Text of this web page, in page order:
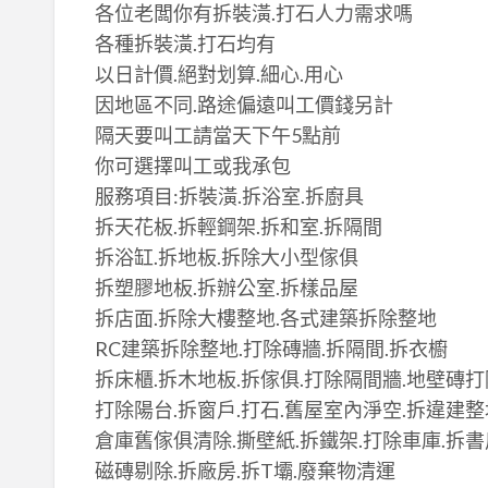
各位老闆你有拆裝潢.打石人力需求嗎
各種拆裝潢.打石均有
以日計價.絕對划算.細心.用心
因地區不同.路途偏遠叫工價錢另計
隔天要叫工請當天下午5點前
你可選擇叫工或我承包
服務項目:拆裝潢.拆浴室.拆廚具
拆天花板.拆輕鋼架.拆和室.拆隔間
拆浴缸.拆地板.拆除大小型傢俱
拆塑膠地板.拆辦公室.拆樣品屋
拆店面.拆除大樓整地.各式建築拆除整地
RC建築拆除整地.打除磚牆.拆隔間.拆衣櫥
拆床櫃.拆木地板.拆傢俱.打除隔間牆.地壁磚
打除陽台.拆窗戶.打石.舊屋室內淨空.拆違建
倉庫舊傢俱清除.撕壁紙.拆鐵架.打除車庫.拆
磁磚剔除.拆廠房.拆T壩.廢棄物清運